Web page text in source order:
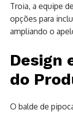
Troia, a equipe
opções para
ampliando o
Design
do
O balde de